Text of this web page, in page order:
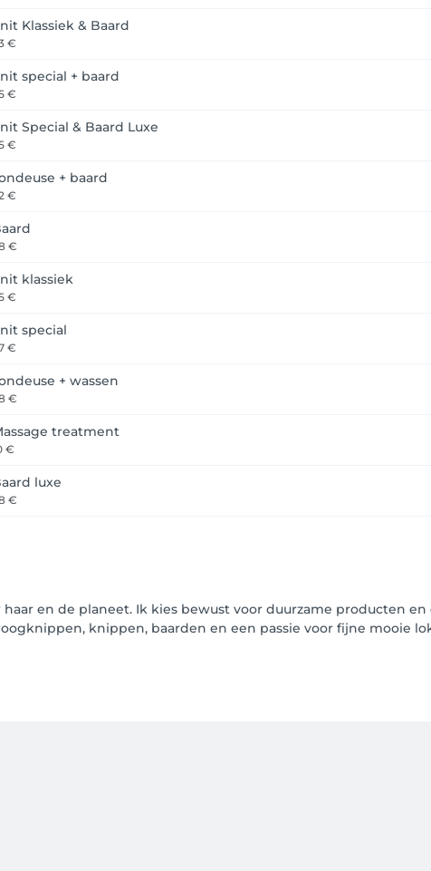
Klassiek & Baard
€
special + baard
€
Special & Baard Luxe
€
+ baard
€
€
klassiek
€
special
€
+ wassen
€
treatment
€
luxe
€
en de planeet. Ik kies bewust voor duurzame producten
knippen, baarden en een passie voor fijne mooie